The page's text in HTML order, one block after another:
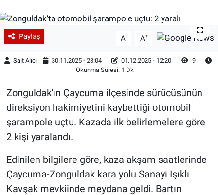
Paylaş A- A+
Sait Alıcı 30.11.2025 - 23:04 01.12.2025 - 12:20
9
Okunma Süresi: 1 Dk
Zonguldak'ın Çaycuma ilçesinde sürücüsünün
direksiyon hakimiyetini kaybettiği otomobil
şarampole uçtu. Kazada ilk belirlemelere göre
2 kişi yaralandı.
Edinilen bilgilere göre, kaza akşam saatlerinde
Çaycuma-Zonguldak kara yolu Sanayi Işıklı
Kavşak mevkiinde meydana geldi. Bartın